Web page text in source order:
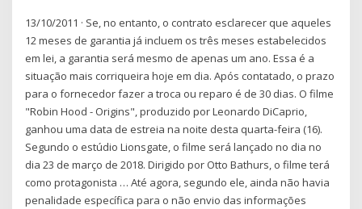
13/10/2011 · Se, no entanto, o contrato esclarecer que aqueles
12 meses de garantia já incluem os três meses estabelecidos
em lei, a garantia será mesmo de apenas um ano. Essa é a
situação mais corriqueira hoje em dia. Após contatado, o prazo
para o fornecedor fazer a troca ou reparo é de 30 dias. O filme
"Robin Hood - Origins", produzido por Leonardo DiCaprio,
ganhou uma data de estreia na noite desta quarta-feira (16).
Segundo o estúdio Lionsgate, o filme será lançado no dia no
dia 23 de março de 2018. Dirigido por Otto Bathurs, o filme terá
como protagonista … Até agora, segundo ele, ainda não havia
penalidade específica para o não envio das informações